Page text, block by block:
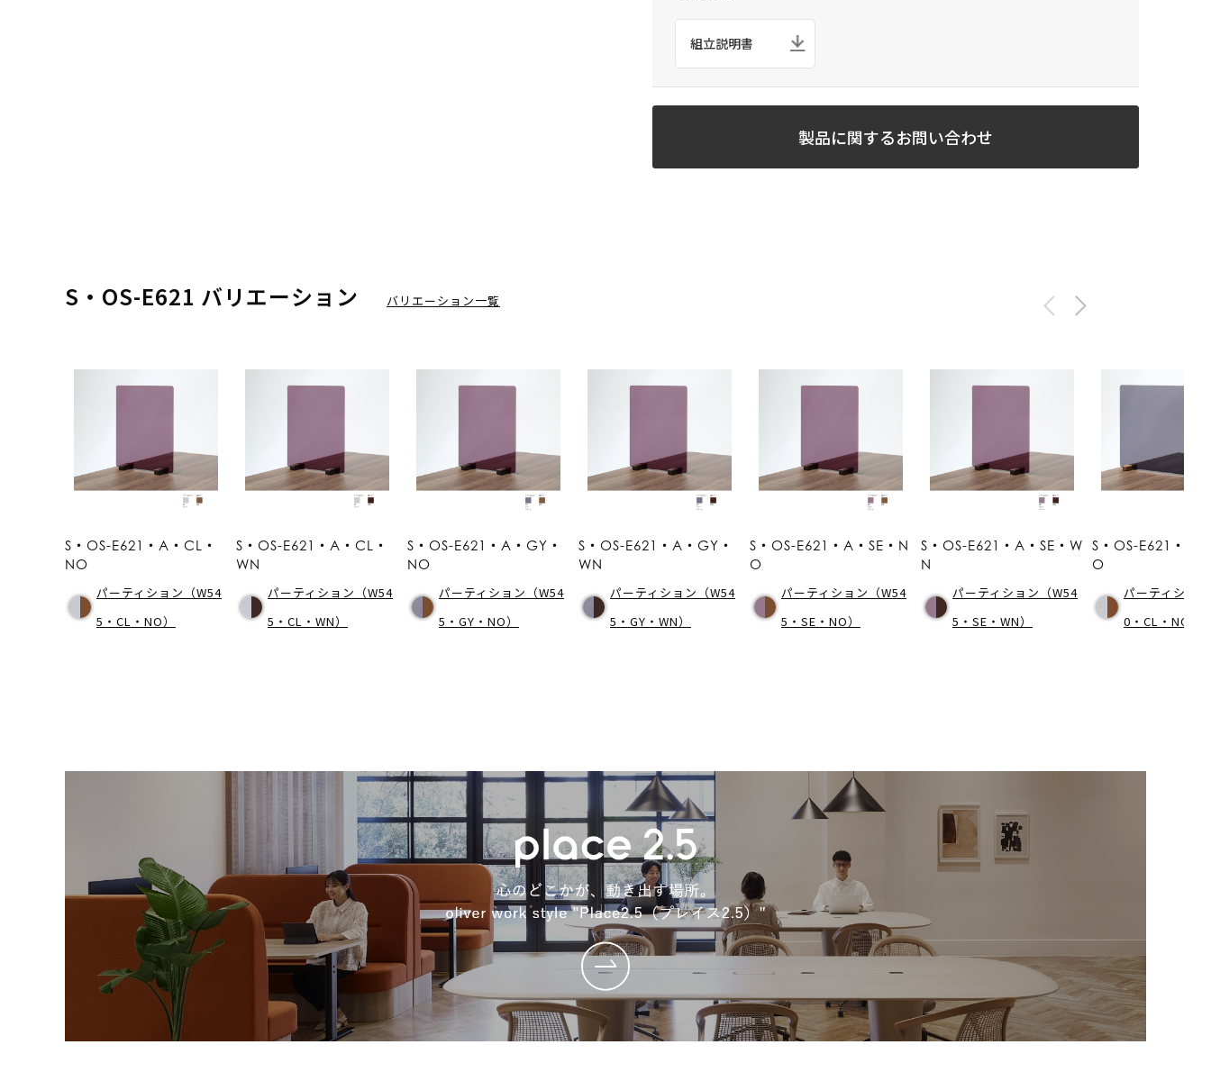
組立説明書
製品に関するお問い合わせ
S・OS-E621 バリエーション バリエーション一覧
S・OS-E621・A・CL・
NO
パーティション（W54
5・CL・NO）
S・OS-E621・A・CL・
WN
パーティション（W54
5・CL・WN）
S・OS-E621・A・GY・
NO
パーティション（W54
5・GY・NO）
S・OS-E621・A・GY・
WN
パーティション（W54
5・GY・WN）
S・OS-E621・A・SE・N
O
パーティション（W54
5・SE・NO）
S・OS-E621・A・SE・W
N
パーティション（W54
5・SE・WN）
S・OS-E621・B
O
パーティショ
0・CL・NO）